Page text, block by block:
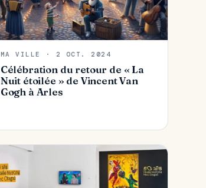
MA VILLE · 2 OCT. 2024
Célébration du retour de « La
Nuit étoilée » de Vincent Van
Gogh à Arles